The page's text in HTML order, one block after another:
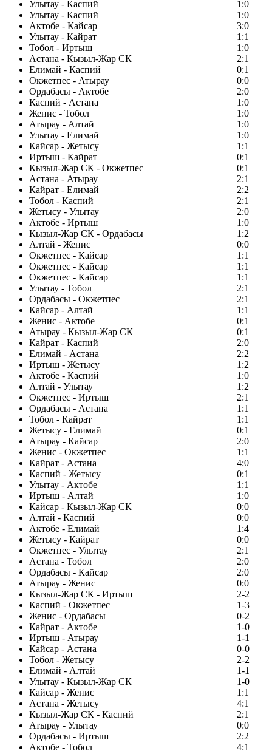
Улытау - Каспий
1:0
Улытау - Каспий
1:0
Актобе - Кайсар
3:0
Улытау - Кайрат
1:1
Тобол - Иртыш
1:0
Астана - Кызыл-Жар СК
2:1
Елимай - Каспий
0:1
Окжетпес - Атырау
0:0
Ордабасы - Актобе
2:0
Каспий - Астана
1:0
Женис - Тобол
1:0
Атырау - Алтай
1:0
Улытау - Елимай
1:0
Кайсар - Жетысу
1:1
Иртыш - Кайрат
0:1
Кызыл-Жар СК - Окжетпес
0:1
Астана - Атырау
2:1
Кайрат - Елимай
2:2
Тобол - Каспий
2:1
Жетысу - Улытау
2:0
Актобе - Иртыш
1:0
Кызыл-Жар СК - Ордабасы
1:2
Алтай - Женис
0:0
Окжетпес - Кайсар
1:1
Окжетпес - Кайсар
1:1
Окжетпес - Кайсар
1:1
Улытау - Тобол
2:1
Ордабасы - Окжетпес
2:1
Кайсар - Алтай
1:1
Женис - Актобе
0:1
Атырау - Кызыл-Жар СК
0:1
Кайрат - Каспий
2:0
Елимай - Астана
2:2
Иртыш - Жетысу
1:2
Актобе - Каспий
1:0
Алтай - Улытау
1:2
Окжетпес - Иртыш
2:1
Ордабасы - Астана
1:1
Тобол - Кайрат
1:1
Жетысу - Елимай
0:1
Атырау - Кайсар
2:0
Женис - Окжетпес
1:1
Кайрат - Астана
4:0
Каспий - Жетысу
0:1
Улытау - Актобе
1:1
Иртыш - Алтай
1:0
Кайсар - Кызыл-Жар СК
0:0
Алтай - Каспий
0:0
Актобе - Елимай
1:4
Жетысу - Кайрат
0:0
Окжетпес - Улытау
2:1
Астана - Тобол
2:0
Ордабасы - Кайсар
2:0
Атырау - Женис
0:0
Кызыл-Жар СК - Иртыш
2-2
Каспий - Окжетпес
1-3
Женис - Ордабасы
0-2
Кайрат - Актобе
1-0
Иртыш - Атырау
1-1
Кайсар - Астана
0-0
Тобол - Жетысу
2-2
Елимай - Алтай
1-1
Улытау - Кызыл-Жар СК
1-0
Кайсар - Женис
1:1
Астана - Жетысу
4:1
Кызыл-Жар СК - Каспий
2:1
Атырау - Улытау
0:0
Ордабасы - Иртыш
2:2
Актобе - Тобол
4:1